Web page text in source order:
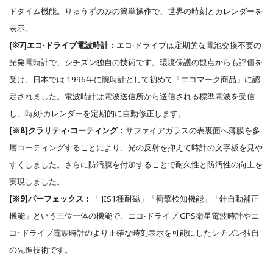
ドタイム機能。りゅうずのみの簡単操作で、世界の時刻とカレンダーを
表示。
[※7]エコ‧ドライブ電波時計： エコ‧ドライブは定期的な電池交換不要の
光発電時計で、シチズン独⾃の技術です。環境保護の観点からも評価を
受け、⽇本では 1996年に腕時計として初めて「エコマーク商品」に認
定されました。電波時計は電波送信所から送信される標準電波を受信
し、時刻‧カレンダーを定期的に⾃動修正します。
[※8]クラリティ‧コーティング： サファイアガラスの表裏面へ薄膜を多
層コーティングすることにより、光の反射を抑えて時計の⽂字板を見や
すくしました。さらに防汚膜を付加することで耐久性と防汚性の向上を
実現しました。
[※9]パーフェックス：
「 JIS1種耐磁」「衝撃検知機能」「針⾃動補正
機能」という三位⼀体の機能で、エコ‧ドライブ GPS衛星電波時計やエ
コ･ドライブ電波時計のより正確な時刻表示を可能にしたシチズン独⾃
の先進技術です。